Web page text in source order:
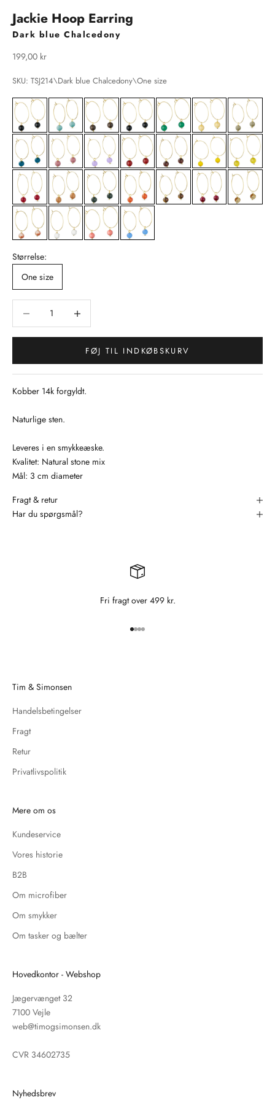
Jackie Hoop Earring
Dark blue Chalcedony
Salgspris
199,00 kr
SKU: TSJ214\Dark blue Chalcedony\One size
Størrelse:
One size
FØJ TIL INDKØBSKURV
Kobber 14k forgyldt.
Naturlige sten.
Leveres i en smykkeæske.
Kvalitet: Natural stone mix
Mål: 3 cm diameter
Fragt & retur
Har du spørgsmål?
Fri fragt over 499 kr.
Gå til element 1
Gå til element 2
Gå til element 3
Gå til element 4
Tim & Simonsen
Handelsbetingelser
Fragt
Retur
Privatlivspolitik
Mere om os
Kundeservice
Vores historie
B2B
Om microfiber
Om smykker
Om tasker og bælter
Hovedkontor - Webshop
Jægervænget 32
7100 Vejle
web@timogsimonsen.dk
CVR 34602735
Nyhedsbrev